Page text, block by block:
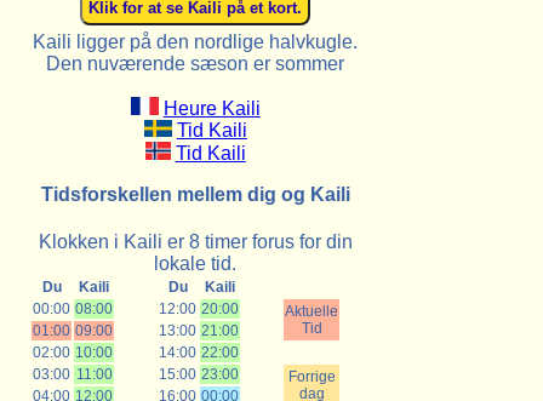
Kaili ligger på den nordlige halvkugle.
Den nuværende sæson er sommer
Heure Kaili
Tid Kaili
Tid Kaili
Tidsforskellen mellem dig og Kaili
Klokken i Kaili er 8 timer forus for din
lokale tid.
Du Kaili Du
Kaili
00:00 08:00 12:00 20:00
Aktuelle
Tid
01:00 09:00 13:00 21:00
02:00 10:00 14:00 22:00
03:00 11:00 15:00 23:00
Forrige
dag
04:00 12:00 16:00 00:00